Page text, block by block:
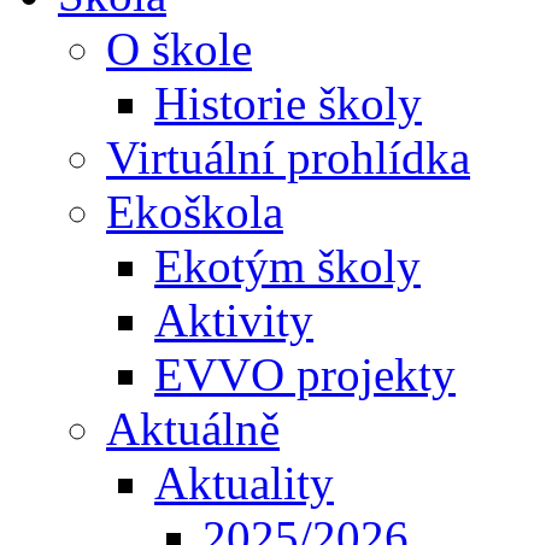
O škole
Historie školy
Virtuální prohlídka
Ekoškola
Ekotým školy
Aktivity
EVVO projekty
Aktuálně
Aktuality